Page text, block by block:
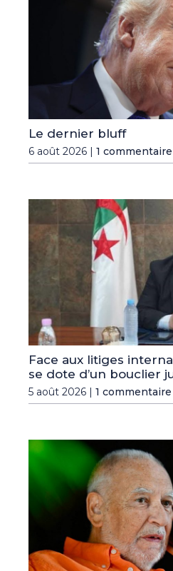
Le dernier bluff
6 août 2026 | 1 commentaire
Face aux litiges
se dote d’un bouclier
5 août 2026 | 1 commentaire